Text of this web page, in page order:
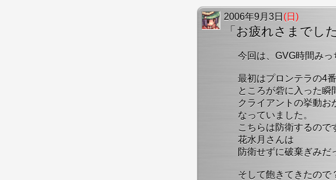
2006年9月3日 (日)
「お疲れさまでした
今回は、GVG時間みっ
最初はプロンテラの4
ところが砦に入った瞬
クライアントの挙動お
なっていました。
こちらは防衛するので
花水月さんは
防衛せずに破棄ぎみ
そして飽きてきたので